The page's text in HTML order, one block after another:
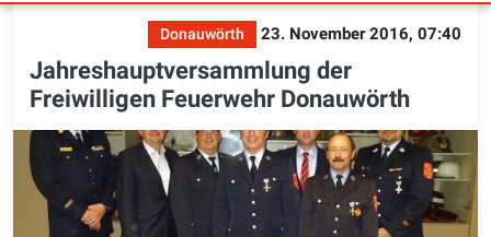
Donauwörth 23. November 2016, 07:40
Jahreshauptversammlung der
Freiwilligen Feuerwehr Donauwörth